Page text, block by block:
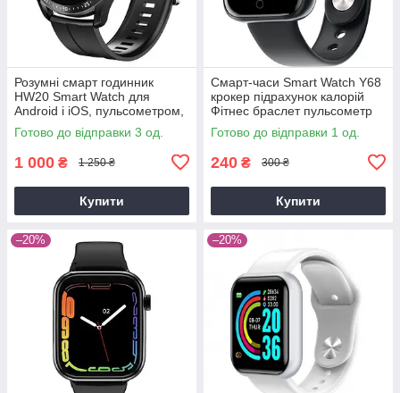
Розумні смарт годинник
HW20 Smart Watch для
Android і iOS, пульсометром,
тонометром, крокоміром
(чорні ))
Готово до відправки 3 од.
1 000 ₴ 1 250 ₴
Купити
Смарт-часи Smart Watch Y68
крокер підрахунок калорій
Фітнес браслет пульсометр
тонометр
Готово до відправки 1 од.
240 ₴ 300 ₴
Купити
–20% –20%